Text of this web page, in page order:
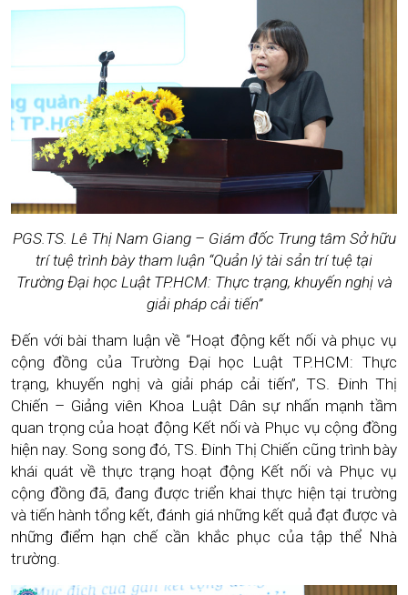
PGS.TS. Lê Thị Nam Giang – Giám đốc Trung tâm Sở hữu
trí tuệ trình bày tham luận “Quản lý tài sản trí tuệ tại
Trường Đại học Luật TP.HCM: Thực trạng, khuyến nghị và
giải pháp cải tiến”
Đến với bài tham luận về “Hoạt động kết nối và phục vụ
cộng đồng của Trường Đại học Luật TP.HCM: Thực
trạng, khuyến nghị và giải pháp cải tiến”, TS. Đinh Thị
Chiến – Giảng viên Khoa Luật Dân sự nhấn mạnh tầm
quan trọng của hoạt động Kết nối và Phục vụ cộng đồng
hiện nay. Song song đó, TS. Đinh Thị Chiến cũng trình bày
khái quát về thực trạng hoạt động Kết nối và Phục vụ
cộng đồng đã, đang được triển khai thực hiện tại trường
và tiến hành tổng kết, đánh giá những kết quả đạt được và
những điểm hạn chế cần khắc phục của tập thể Nhà
trường.